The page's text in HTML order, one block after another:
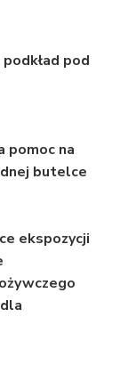
pod
pomoc na
butelce
ekspozycji